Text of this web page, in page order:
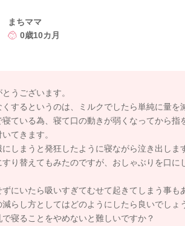
らう時間を短めにしてみたり、哺乳瓶で飲ん
ょうか？
たり、苦しそうな様子が見られるようなこと
どうかなと思います。
まちママ
0歳10カ月
うございます。
するというのは、ミルクでしたら単純に量を
寝ている為、寝て口の動きが弱くなってから
てきます。
しまうと発狂したように寝ながら泣き出しま
すり替えてもみたのですが、おしゃぶりを口に
ずにいたら吸いすぎてむせて起きてしまう事も
らし方としてはどのようにしたら良いでしょ
寝ることをやめないと難しいですか？